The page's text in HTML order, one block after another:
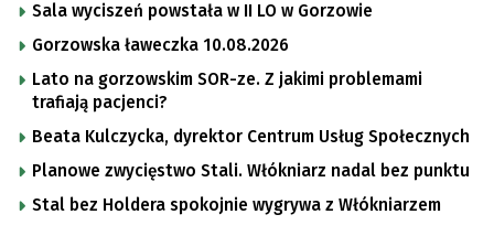
Sala wyciszeń powstała w II LO w Gorzowie
Gorzowska ławeczka 10.08.2026
Lato na gorzowskim SOR-ze. Z jakimi problemami
trafiają pacjenci?
Beata Kulczycka, dyrektor Centrum Usług Społecznych
Planowe zwycięstwo Stali. Włókniarz nadal bez punktu
Stal bez Holdera spokojnie wygrywa z Włókniarzem